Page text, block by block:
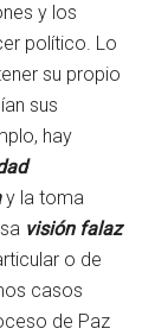
y los
político. Lo
su propio
sus
hay
y la toma
visión falaz
o de
casos
de Paz